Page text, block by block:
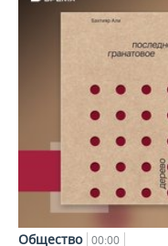
Общество 00:00